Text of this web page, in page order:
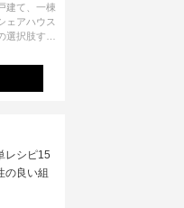
建て、一棟
ェアハウス
選択肢すべ
む」だけ
学ぶ」「旅
しや生き
レシピ15
の良い組